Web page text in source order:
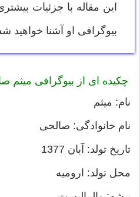
این مقاله با جزئیات
بیوگرافی او آشنا خواهید
چکیده ای از بیوگرافی میثم
نام: میثم
نام خانوادگی: صالحی
تاریخ تولد: آبان 1377
محل تولد: ارومیه